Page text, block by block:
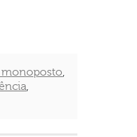
monoposto,
,